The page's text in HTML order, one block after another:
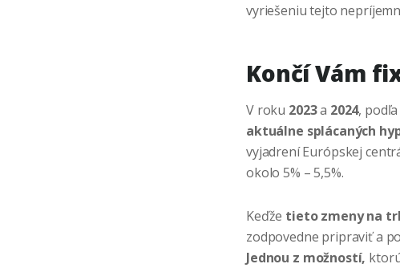
vyriešeniu tejto
Končí Vám
V roku 2023a 2024,
aktuálne splácaných
vyjadrení Európskej
okolo 5% – 5,5%.
Keďže tieto zmeny na
zodpovedne pripraviť a
Jednou z možností,